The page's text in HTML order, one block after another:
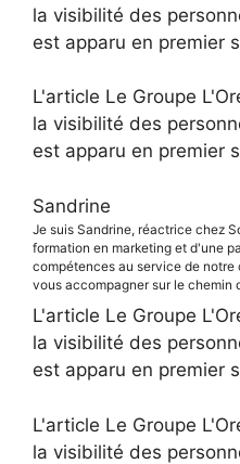
la visibilité des
est apparu en premier
L'article Le Groupe
la visibilité des
est apparu en premier
Sandrine
Je suis Sandrine, réactrice chez
formation en marketing et d'une
compétences au service de
vous accompagner sur le chemin
L'article Le Groupe
la visibilité des
est apparu en premier
L'article Le Groupe
la visibilité des